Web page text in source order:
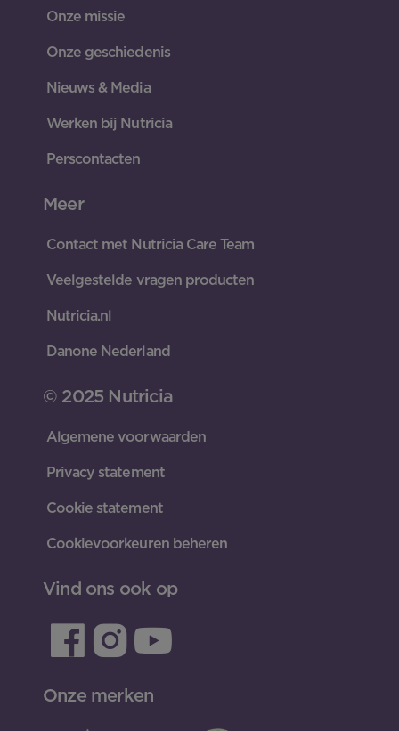
Onze missie
Onze geschiedenis
Nieuws & Media
Werken bij Nutricia
Perscontacten
Meer
Contact met Nutricia Care Team
Veelgestelde vragen producten
Nutricia.nl
Danone Nederland
© 2025 Nutricia
Algemene voorwaarden
Privacy statement
Cookie statement
Cookievoorkeuren beheren
Vind ons ook op
Onze merken